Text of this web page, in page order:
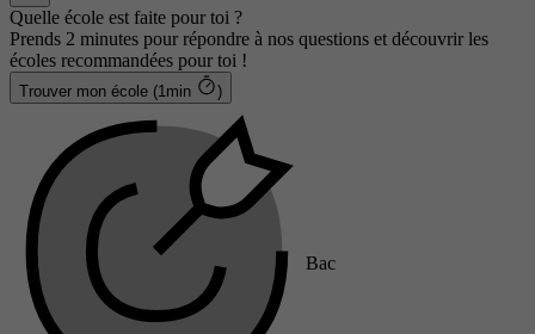
Quelle école est faite pour toi ?
Prends 2 minutes pour répondre à nos questions et découvrir les
écoles recommandées pour toi !
Trouver mon école (1min )
Bac